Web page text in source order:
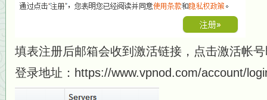
填表注册后邮箱会收到激活链接，点击激活帐
登录地址：https://www.vpnod.com/account/